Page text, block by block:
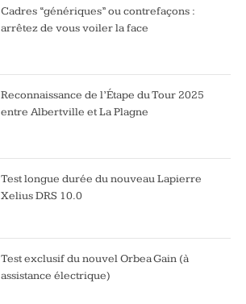
Cadres “génériques” ou contrefaçons :
arrêtez de vous voiler la face
Reconnaissance de l’Étape du Tour 2025
entre Albertville et La Plagne
Test longue durée du nouveau Lapierre
Xelius DRS 10.0
Test exclusif du nouvel Orbea Gain (à
assistance électrique)